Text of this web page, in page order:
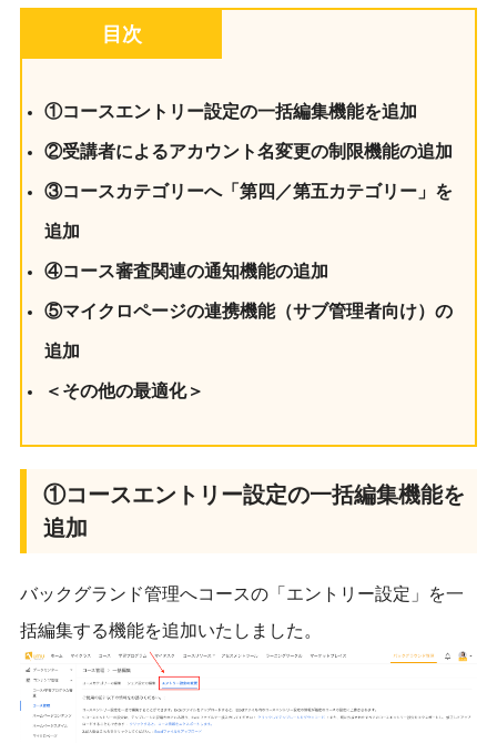
目次
①コースエントリー設定の一括編集機能を追加
②受講者によるアカウント名変更の制限機能の追加
③コースカテゴリーへ「第四／第五カテゴリー」を
追加
④コース審査関連の通知機能の追加
⑤マイクロページの連携機能（サブ管理者向け）の
追加
＜その他の最適化＞
①コースエントリー設定の一括編集機能を
追加
バックグランド管理へコースの「エントリー設定」
を一
括編集する機能を追加いたしました。